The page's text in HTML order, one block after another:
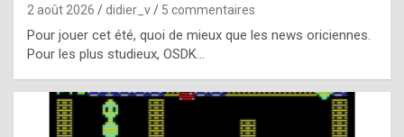
u
l
2 août 2026 didier_v 5 commentaires
Pour jouer cet été, quoi de mieux que les news oriciennes.
Pour les plus studieux, OSDK…